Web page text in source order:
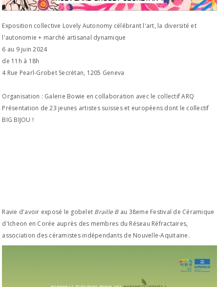
Exposition collective Lovely Autonomy célébrant l'art, la diversité et
l'autonomie + marché artisanal dynamique
6 au 9 juin 2024
de 11h à 18h
4 Rue Pearl-Grobet Secrétan, 1205 Geneva
Organisation : Galerie Bowie en collaboration avec le collectif ARQ
Présentation de 23 jeunes artistes suisses et européens dont le collectif
BIG BIJOU !
Ravie d'avoir exposé le gobelet Braille Bau 38eme Festival de Céramique
d'Icheon en Corée auprès des membres du Réseau Réfractaires,
association des céramistes indépendants de Nouvelle-Aquitaine.